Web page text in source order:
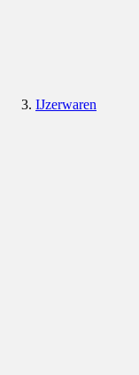
IJzerwaren